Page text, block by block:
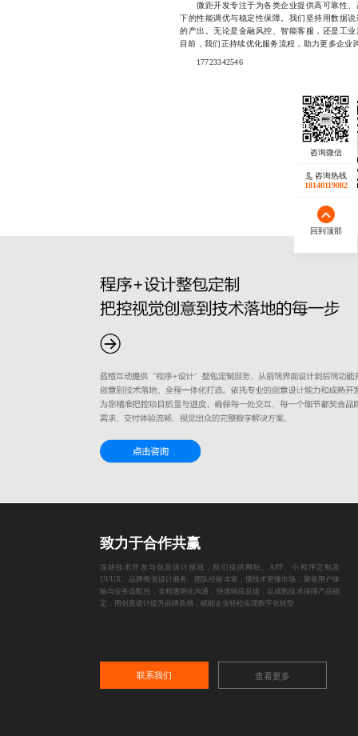
微距开发专注于为各类企业提供高可靠性、
下的性能调优与稳定性保障。我们坚持用数据
的产出。无论是金融风控、智能客服，还是工
目前，我们正持续优化服务流程，助力更多企业
17723342546
咨询热线
18140119082
回到顶部
致力于合作共赢
深耕技术开发与创意设计领域，我们提供网站、APP、小程序定制及
UI/UX、品牌视觉设计服务。团队经验丰富，懂技术更懂市场，聚焦用户体
验与业务适配性，全程透明化沟通，快速响应反馈，以成熟技术保障产品稳
定，用创意设计提升品牌质感，赋能企业轻松实现数字化转型
联系我们 查看更多